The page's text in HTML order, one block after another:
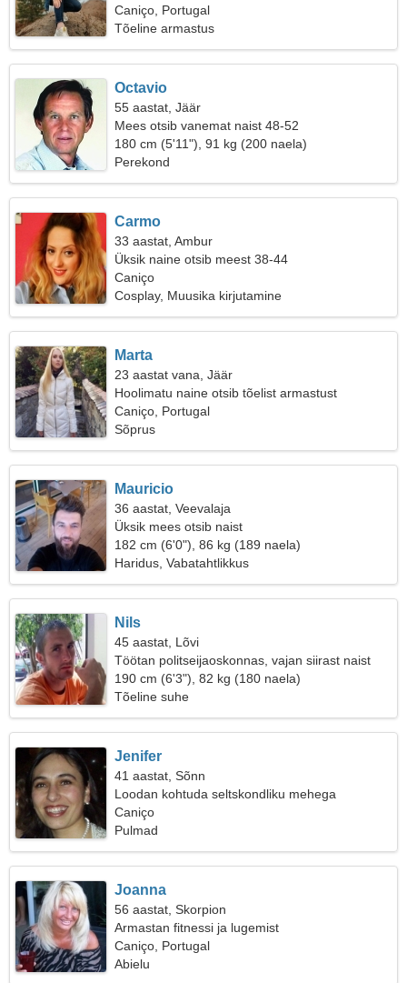
Caniço, Portugal
Tõeline armastus
Octavio
55 aastat, Jäär
Mees otsib vanemat naist 48-52
180 cm (5'11"), 91 kg (200 naela)
Perekond
Carmo
33 aastat, Ambur
Üksik naine otsib meest 38-44
Caniço
Cosplay, Muusika kirjutamine
Marta
23 aastat vana, Jäär
Hoolimatu naine otsib tõelist armastust
Caniço, Portugal
Sõprus
Mauricio
36 aastat, Veevalaja
Üksik mees otsib naist
182 cm (6'0"), 86 kg (189 naela)
Haridus, Vabatahtlikkus
Nils
45 aastat, Lõvi
Töötan politseijaoskonnas, vajan siirast naist
190 cm (6'3"), 82 kg (180 naela)
Tõeline suhe
Jenifer
41 aastat, Sõnn
Loodan kohtuda seltskondliku mehega
Caniço
Pulmad
Joanna
56 aastat, Skorpion
Armastan fitnessi ja lugemist
Caniço, Portugal
Abielu